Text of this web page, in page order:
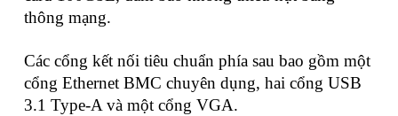
thông mạng.
Các cổng kết nối tiêu chuẩn phía sau bao gồm một
cổng Ethernet BMC chuyên dụng, hai cổng USB
3.1 Type-A và một cổng VGA.